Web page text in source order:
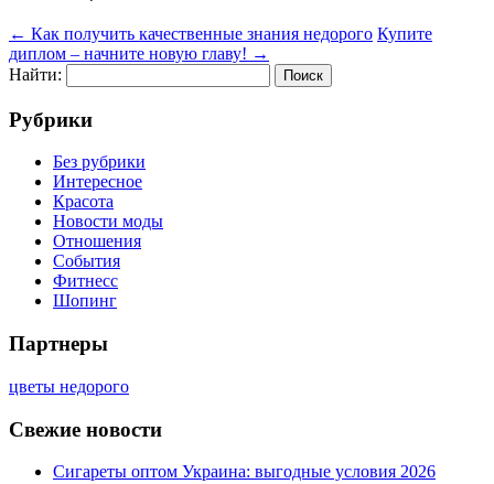
← Как получить качественные знания недорого Купите
диплом – начните новую главу! →
Найти:
Рубрики
Без рубрики
Интересное
Красота
Новости моды
Отношения
События
Фитнесс
Шопинг
Партнеры
цветы недорого
Свежие новости
Сигареты оптом Украина: выгодные условия 2026